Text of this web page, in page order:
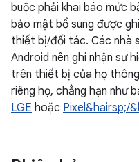
buộc phải khai báo mức
bảo mật bổ sung được
thiết bị/đối tác. Các nhà
Android nên ghi nhận sự
trên thiết bị của họ
riêng họ, chẳng hạn như
LGE hoặc Pixel&hairsp;/